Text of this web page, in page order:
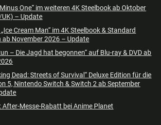
One“ im weiteren 4K Steelbook ab Oktober
– Update
„Ice Cream Man“ im 4K Steelbook & Standard
ab November 2026 – Update
– Die Jagd hat begonnen“ auf Blu-ray & DVD ab
Dead: Streets of Survival“ Deluxe Edition für die
5, Nintendo Switch & Switch 2 ab September
After-Messe-Rabatt bei Anime Planet